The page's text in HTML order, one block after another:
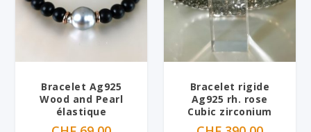
Bracelet Ag925
Wood and Pearl
élastique
Bracelet rigide
Ag925 rh. rose
Cubic zirconium